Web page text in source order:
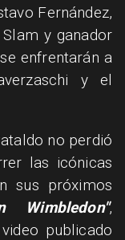
Fernández,
y ganador
enfrentarán a
y el
no perdió
las icónicas
sus próximos
,
publicado